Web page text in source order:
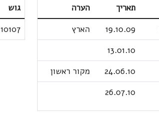
תאריך
הערה
19.10.09
הארץ
13.01.10
24.06.10
מקור ראשון
26.07.10
גוש
10107